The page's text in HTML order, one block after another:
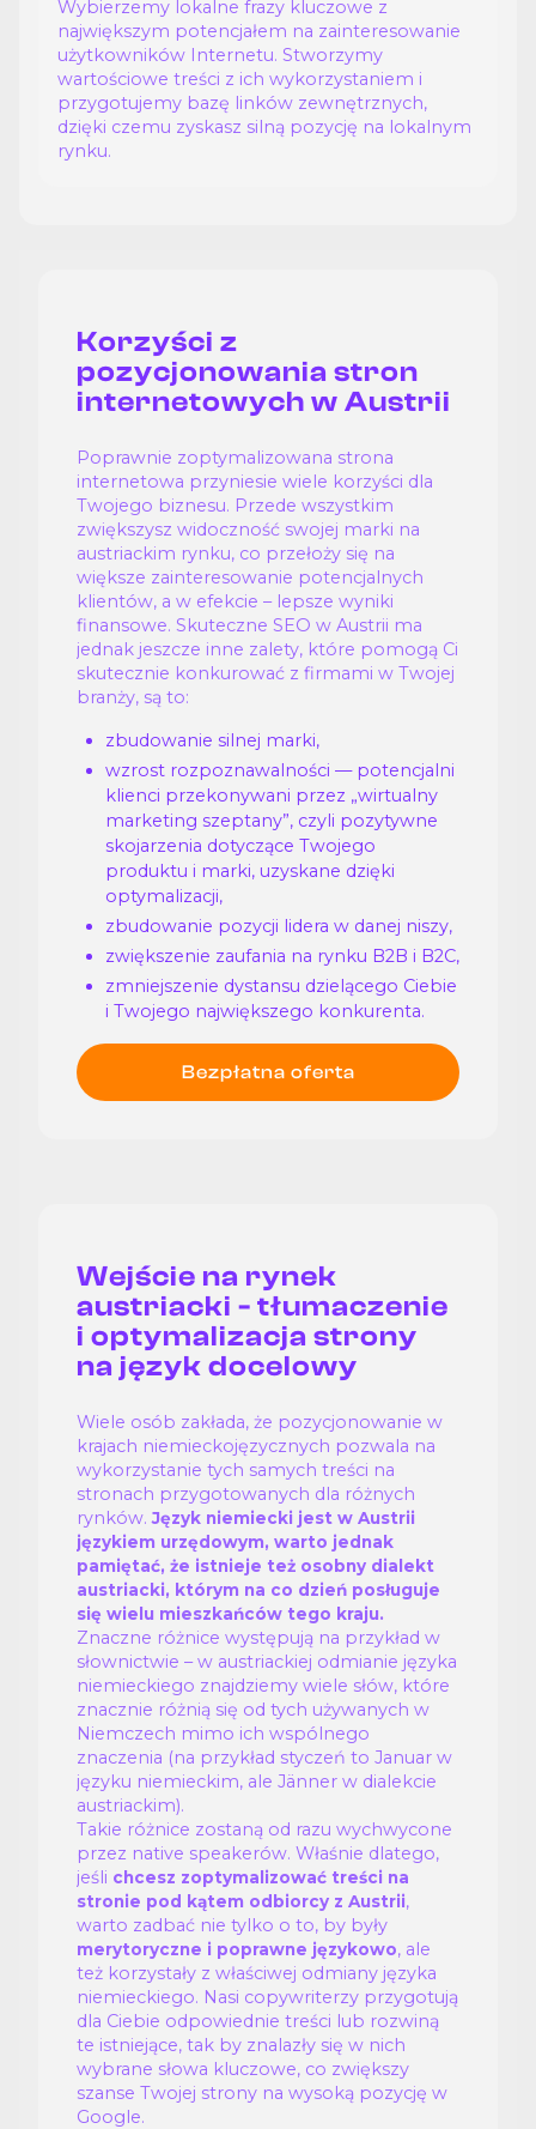
Wybierzemy lokalne frazy kluczowe z
największym potencjałem na zainteresowanie
użytkowników Internetu. Stworzymy
wartościowe treści z ich wykorzystaniem i
przygotujemy bazę linków zewnętrznych,
dzięki czemu zyskasz silną pozycję na lokalnym
rynku.
Korzyści z
pozycjonowania stron
internetowych w Austrii
Poprawnie zoptymalizowana strona
internetowa przyniesie wiele korzyści dla
Twojego biznesu. Przede wszystkim
zwiększysz widoczność swojej marki na
austriackim rynku, co przełoży się na
większe zainteresowanie potencjalnych
klientów, a w efekcie – lepsze wyniki
finansowe. Skuteczne SEO w Austrii ma
jednak jeszcze inne zalety, które pomogą Ci
skutecznie konkurować z firmami w Twojej
branży, są to:
zbudowanie silnej marki,
wzrost rozpoznawalności — potencjalni
klienci przekonywani przez „wirtualny
marketing szeptany”, czyli pozytywne
skojarzenia dotyczące Twojego
produktu i marki, uzyskane dzięki
optymalizacji,
zbudowanie pozycji lidera w danej niszy,
zwiększenie zaufania na rynku B2B i B2C,
zmniejszenie dystansu dzielącego Ciebie
i Twojego największego konkurenta.
Bezpłatna oferta
Wejście na rynek
austriacki - tłumaczenie
i optymalizacja strony
na język docelowy
Wiele osób zakłada, że pozycjonowanie w
krajach niemieckojęzycznych pozwala na
wykorzystanie tych samych treści na
stronach przygotowanych dla różnych
rynków.Język niemiecki jest w Austrii
językiem urzędowym, warto jednak
pamiętać, że istnieje też osobny dialekt
austriacki, którym na co dzień posługuje
się wielu mieszkańców tego kraju.
Znaczne różnice występują na przykład w
słownictwie – w austriackiej odmianie języka
niemieckiego znajdziemy wiele słów, które
znacznie różnią się od tych używanych w
Niemczech mimo ich wspólnego
znaczenia (na przykład styczeń to Januar w
języku niemieckim, ale Jänner w dialekcie
austriackim).
Takie różnice zostaną od razu wychwycone
przez native speakerów. Właśnie dlatego,
jeśli chcesz zoptymalizować treści na
stronie pod kątem odbiorcy z Austrii,
warto zadbać nie tylko o to, by były
merytoryczne i poprawne językowo, ale
też korzystały z właściwej odmiany języka
niemieckiego. Nasi copywriterzy przygotują
dla Ciebie odpowiednie treści lub rozwiną
te istniejące, tak by znalazły się w nich
wybrane słowa kluczowe, co zwiększy
szanse Twojej strony na wysoką pozycję w
Google.